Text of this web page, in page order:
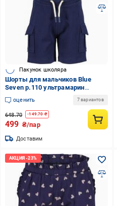
Пакунок школяра
Шорты для мальчиков Blue
Seven р.110 ультрамарин
824671-00/5640
оценить 7 вариантов
648.70 -149.70 ₴
499 ₴/пар
Доставим